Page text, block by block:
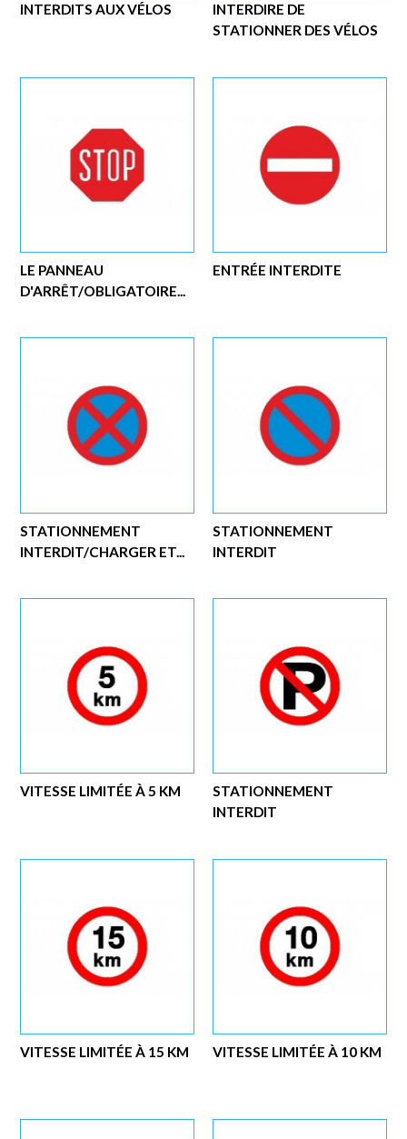
INTERDIRE DE
STATIONNER DES VÉLOS
INTERDITS AUX VÉLOS
ENTRÉE INTERDITE
LE PANNEAU
D'ARRÊT/OBLIGATOIRE...
STATIONNEMENT
INTERDIT
STATIONNEMENT
INTERDIT/CHARGER ET...
STATIONNEMENT
INTERDIT
VITESSE LIMITÉE À 5 KM
VITESSE LIMITÉE À 10 KM
VITESSE LIMITÉE À 15 KM